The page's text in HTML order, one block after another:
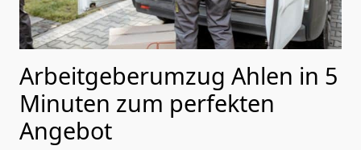
Arbeitgeberumzug Ahlen in 5
Minuten zum perfekten
Angebot